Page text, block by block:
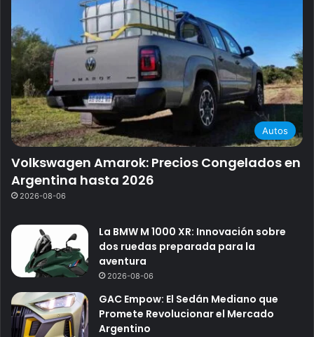
Autos
Volkswagen Amarok: Precios Congelados en
Argentina hasta 2026
2026-08-06
La BMW M 1000 XR: Innovación sobre
dos ruedas preparada para la
aventura
2026-08-06
GAC Empow: El Sedán Mediano que
Promete Revolucionar el Mercado
Argentino